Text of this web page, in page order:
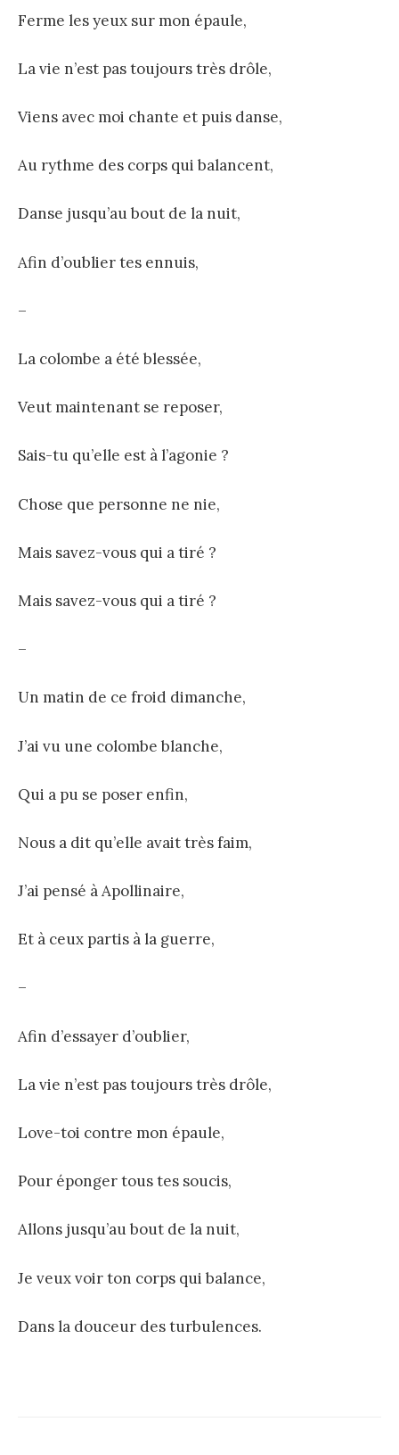
Ferme les yeux sur mon épaule,
La vie n’est pas toujours très drôle,
Viens avec moi chante et puis danse,
Au rythme des corps qui balancent,
Danse jusqu’au bout de la nuit,
Afin d’oublier tes ennuis,
–
La colombe a été blessée,
Veut maintenant se reposer,
Sais-tu qu’elle est à l’agonie ?
Chose que personne ne nie,
Mais savez-vous qui a tiré ?
Mais savez-vous qui a tiré ?
–
Un matin de ce froid dimanche,
J’ai vu une colombe blanche,
Qui a pu se poser enfin,
Nous a dit qu’elle avait très faim,
J’ai pensé à Apollinaire,
Et à ceux partis à la guerre,
–
Afin d’essayer d’oublier,
La vie n’est pas toujours très drôle,
Love-toi contre mon épaule,
Pour éponger tous tes soucis,
Allons jusqu’au bout de la nuit,
Je veux voir ton corps qui balance,
Dans la douceur des turbulences.